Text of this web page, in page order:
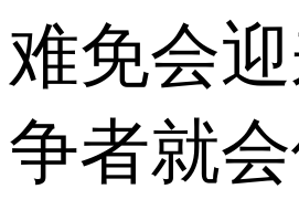
难免会
争者就